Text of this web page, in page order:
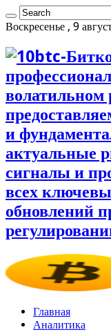
Воскресенье , 9
и
актуальные
сигналы и
всех
обновлений
Главная
Аналитика